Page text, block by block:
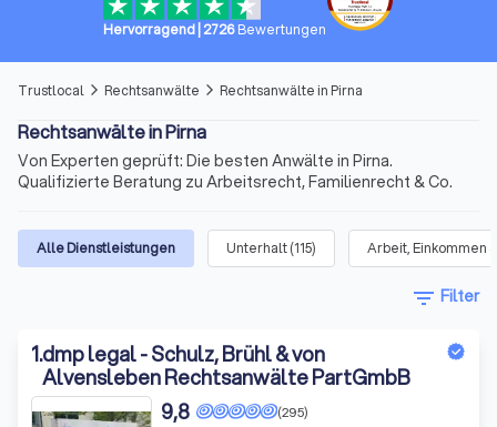
Hervorragend 2726Bewertungen
Trustlocal arrow_forward_ios Rechtsanwälte arrow_forward_ios Rechtsanwälte in Pirna
Rechtsanwälte in Pirna
Von Experten geprüft: Die besten Anwälte in Pirna.
Qualifizierte Beratung zu Arbeitsrecht, Familienrecht & Co.
Alle Dienstleistungen Unterhalt(115) Arbeit, Einkommen
filter_list Filter
1.dmp legal - Schulz, Brühl & von
Alvensleben Rechtsanwälte PartGmbB
(295)
9,8